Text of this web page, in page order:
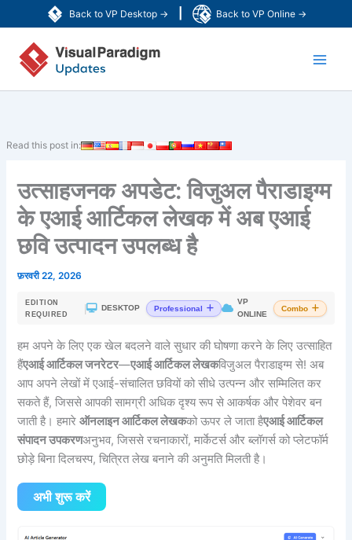
Back to VP Desktop → Back to VP Online →
to
content
Read this post in:
उत्साहजनक अपडेट: विजुअल पैराडाइग्म
के एआई आर्टिकल लेखक में अब एआई
छवि उत्पादन उपलब्ध है
फ़रवरी 22, 2026
EDITION
REQUIRED
DESKTOP Professional
VP
ONLINE
Combo
हम अपने के लिए एक खेल बदलने वाले सुधार की घोषणा करने के लिए उत्साहित
हैंएआई आर्टिकल जनरेटर—एआई आर्टिकल लेखकविजुअल पैराडाइग्म से! अब
आप अपने लेखों में एआई-संचालित छवियों को सीधे उत्पन्न और सम्मिलित कर
सकते हैं, जिससे आपकी सामग्री अधिक दृश्य रूप से आकर्षक और पेशेवर बन
जाती है। हमारेऑनलाइन आर्टिकल लेखकको ऊपर ले जाता हैएआई आर्टिकल
संपादन उपकरणअनुभव, जिससे रचनाकारों, मार्केटर्स और ब्लॉगर्स को प्लेटफॉर्म
छोड़े बिना दिलचस्प, चित्रित लेख बनाने की अनुमति मिलती है।
अभी शुरू करें